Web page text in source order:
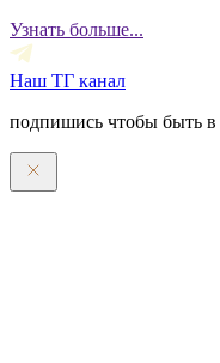
Узнать больше...
Наш ТГ канал
подпишись чтобы быть в